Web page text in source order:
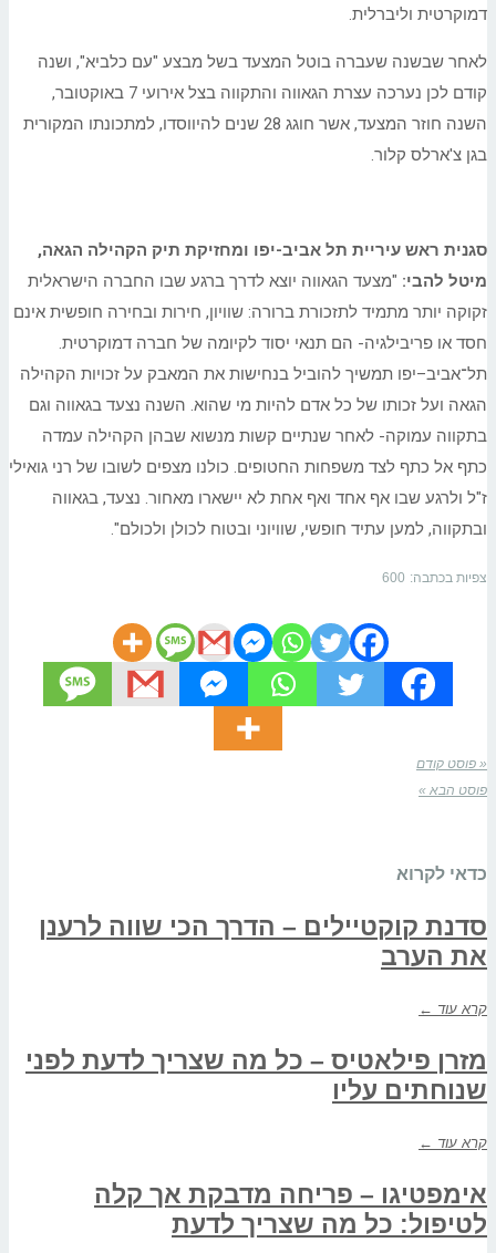
דמוקרטית וליברלית.
לאחר שבשנה שעברה בוטל המצעד בשל מבצע "עם כלביא", ושנה
קודם לכן נערכה עצרת הגאווה והתקווה בצל אירועי 7 באוקטובר,
השנה חוזר המצעד, אשר חוגג 28 שנים להיווסדו, למתכונתו המקורית
בגן צ'ארלס קלור.
סגנית ראש עיריית תל אביב-יפו ומחזיקת תיק הקהילה הגאה,
מיטל להבי: "מצעד הגאווה יוצא לדרך ברגע שבו החברה הישראלית
זקוקה יותר מתמיד לתזכורת ברורה: שוויון, חירות ובחירה חופשית אינם
חסד או פריבילגיה- הם תנאי יסוד לקיומה של חברה דמוקרטית.
תל־אביב–יפו תמשיך להוביל בנחישות את המאבק על זכויות הקהילה
הגאה ועל זכותו של כל אדם להיות מי שהוא. השנה נצעד בגאווה וגם
בתקווה עמוקה- לאחר שנתיים קשות מנשוא שבהן הקהילה עמדה
כתף אל כתף לצד משפחות החטופים. כולנו מצפים לשובו של רני גואילי
ז"ל ולרגע שבו אף אחד ואף אחת לא יישארו מאחור. נצעד, בגאווה
ובתקווה, למען עתיד חופשי, שוויוני ובטוח לכולן ולכולם".
צפיות בכתבה: 600
« פוסט קודם
פוסט הבא »
כדאי לקרוא
סדנת קוקטיילים – הדרך הכי שווה לרענן
את הערב
קרא עוד ←
מזרן פילאטיס – כל מה שצריך לדעת לפני
שנוחתים עליו
קרא עוד ←
אימפטיגו – פריחה מדבקת אך קלה
לטיפול: כל מה שצריך לדעת